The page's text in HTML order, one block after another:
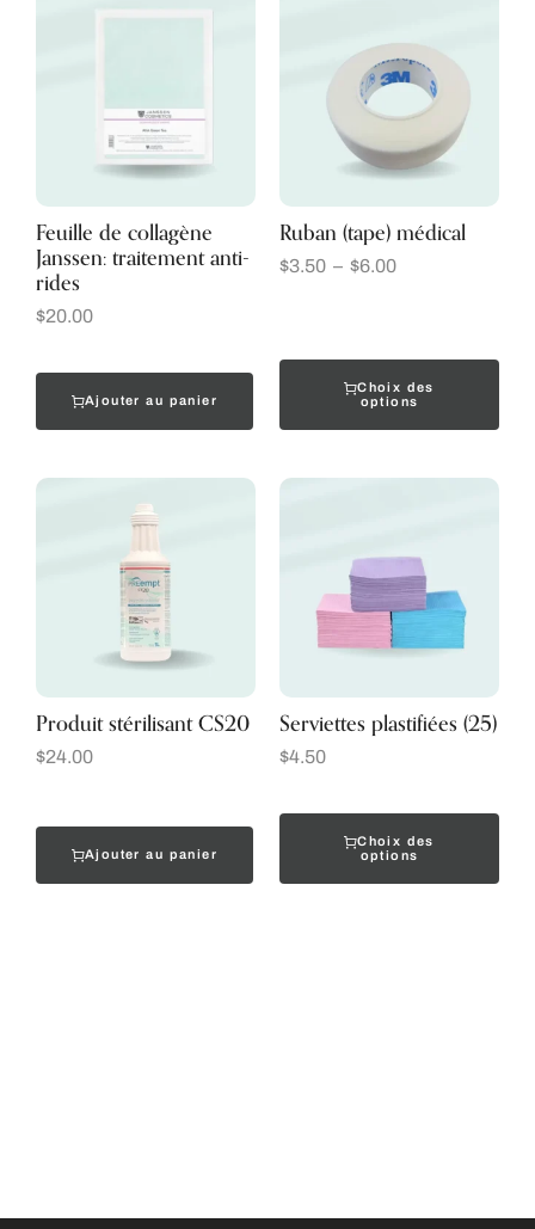
Feuille de collagène
Janssen: traitement anti-
rides
$20.00
Ajouter au panier
Ruban (tape) médical
$3.50 – $6.00
Choix des
options
Produit stérilisant CS20
$24.00
Ajouter au panier
Serviettes plastifiées (25)
$4.50
Choix des
options